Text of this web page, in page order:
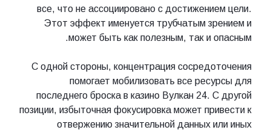
все, что не ассоциировано с достижением цели.
Этот эффект именуется трубчатым зрением и
может быть как полезным, так и опасным.
С одной стороны, концентрация сосредоточения
помогает мобилизовать все ресурсы для
последнего броска в казино Вулкан 24. С другой
позиции, избыточная фокусировка может привести к
отвержению значительной данных или иных